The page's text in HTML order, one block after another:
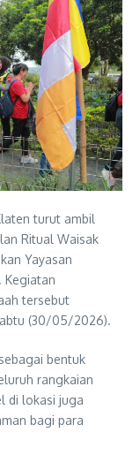
turut ambil
Ritual Waisak
Yayasan
Kegiatan
tersebut
(30/05/2026).
bentuk
rangkaian
di lokasi juga
bagi para